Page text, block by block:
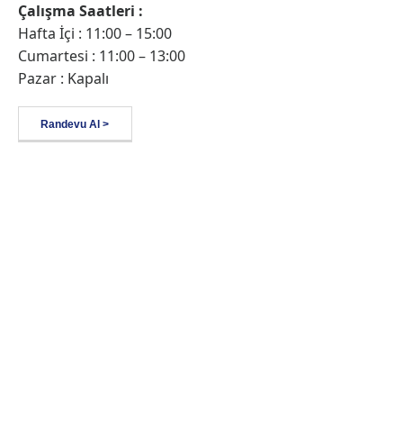
Çalışma Saatleri :
Hafta İçi : 11:00 – 15:00
Cumartesi : 11:00 – 13:00
Pazar : Kapalı
Randevu Al >